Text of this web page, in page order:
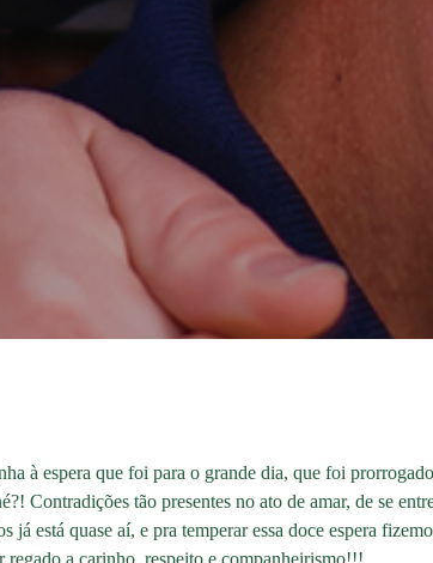
à espera que foi para o grande dia, que foi
Contradições tão presentes no ato de amar, de se
já está quase aí, e pra temperar essa doce espera
regado a carinho, respeito e companheirismo!!!